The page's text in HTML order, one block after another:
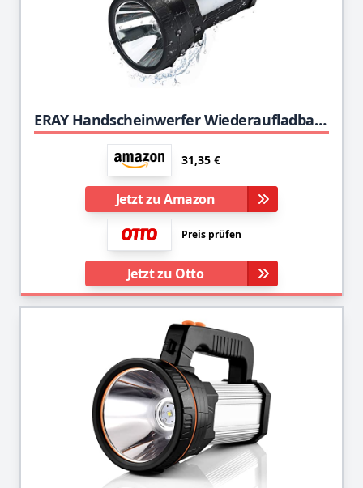
ERAY Handscheinwerfer Wiederaufladbar, LED Handscheinwerfer Akku 11000 lm 9600mAh Power Bank & IPX4 Wasserdicht & 6 Modi Suchscheinwerfer Handscheinwerfer LED Aufladbar Notfallleuchte für Camping
31,35 €
Jetzt zu Amazon
Preis prüfen
Jetzt zu Otto